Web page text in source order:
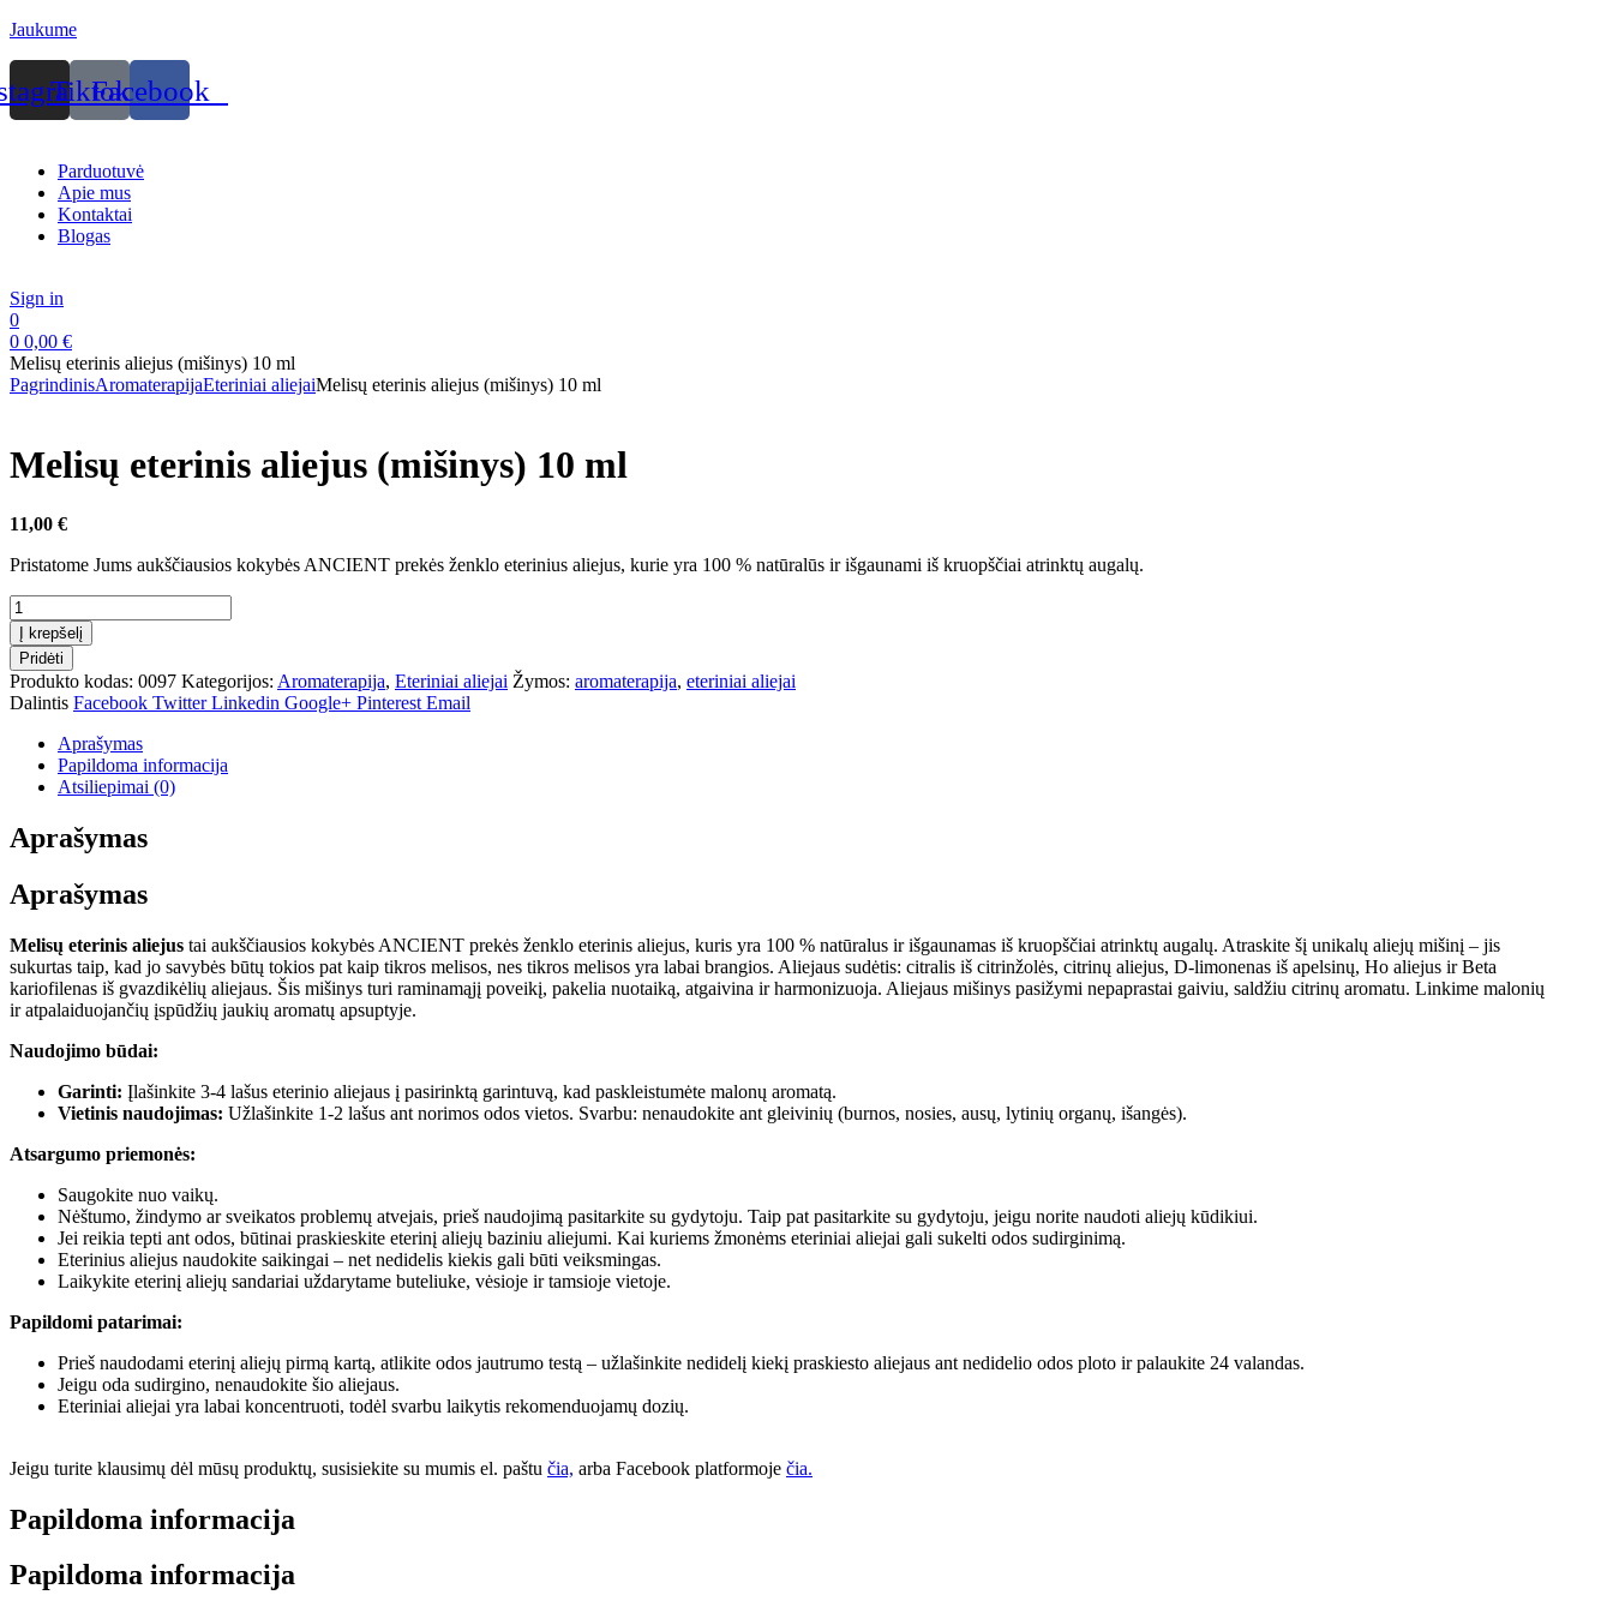
Jaukume
TiktokFacebook
Parduotuvė
Apie mus
Kontaktai
Blogas
Sign in
0
0 0,00 €
Melisų eterinis aliejus (mišinys) 10 ml
PagrindinisAromaterapijaEteriniai aliejaiMelisų eterinis aliejus (mišinys) 10 ml
Melisų eterinis aliejus (mišinys) 10 ml
11,00 €
Pristatome Jums aukščiausios kokybės ANCIENT prekės ženklo eterinius aliejus, kurie yra 100 % natūralūs ir išgaunami iš kruopščiai atrinktų augalų.
produkto
kiekis:
Melisų
eterinis
aliejus
(mišinys)
Į krepšelį
Pridėti
Produkto kodas: 0097 Kategorijos: Aromaterapija, Eteriniai aliejai Žymos: aromaterapija, eteriniai aliejai
Dalintis Facebook Twitter Linkedin Google+ Pinterest Email
Aprašymas
Papildoma informacija
Atsiliepimai (0)
Aprašymas
Aprašymas
Melisų eterinis aliejus tai aukščiausios kokybės ANCIENT prekės ženklo eterinis aliejus, kuris yra 100 % natūralus ir išgaunamas iš kruopščiai atrinktų augalų. Atraskite šį unikalų aliejų mišinį – jis
sukurtas taip, kad jo savybės būtų tokios pat kaip tikros melisos, nes tikros melisos yra labai brangios. Aliejaus sudėtis: citralis iš citrinžolės, citrinų aliejus, D-limonenas iš apelsinų, Ho aliejus ir Beta
kariofilenas iš gvazdikėlių aliejaus. Šis mišinys turi raminamąjį poveikį, pakelia nuotaiką, atgaivina ir harmonizuoja. Aliejaus mišinys pasižymi nepaprastai gaiviu, saldžiu citrinų aromatu. Linkime malonių
ir atpalaiduojančių įspūdžių jaukių aromatų apsuptyje.
Naudojimo būdai:
Garinti: Įlašinkite 3-4 lašus eterinio aliejaus į pasirinktą garintuvą, kad paskleistumėte malonų aromatą.
Vietinis naudojimas: Užlašinkite 1-2 lašus ant norimos odos vietos. Svarbu: nenaudokite ant gleivinių (burnos, nosies, ausų, lytinių organų, išangės).
Atsargumo priemonės:
Saugokite nuo vaikų.
Nėštumo, žindymo ar sveikatos problemų atvejais, prieš naudojimą pasitarkite su gydytoju. Taip pat pasitarkite su gydytoju, jeigu norite naudoti aliejų kūdikiui.
Jei reikia tepti ant odos, būtinai praskieskite eterinį aliejų baziniu aliejumi. Kai kuriems žmonėms eteriniai aliejai gali sukelti odos sudirginimą.
Eterinius aliejus naudokite saikingai – net nedidelis kiekis gali būti veiksmingas.
Laikykite eterinį aliejų sandariai uždarytame buteliuke, vėsioje ir tamsioje vietoje.
Papildomi patarimai:
Prieš naudodami eterinį aliejų pirmą kartą, atlikite odos jautrumo testą – užlašinkite nedidelį kiekį praskiesto aliejaus ant nedidelio odos ploto ir palaukite 24 valandas.
Jeigu oda sudirgino, nenaudokite šio aliejaus.
Eteriniai aliejai yra labai koncentruoti, todėl svarbu laikytis rekomenduojamų dozių.
Jeigu turite klausimų dėl mūsų produktų, susisiekite su mumis el. paštu čia, arba Facebook platformoje čia.
Papildoma informacija
Papildoma informacija